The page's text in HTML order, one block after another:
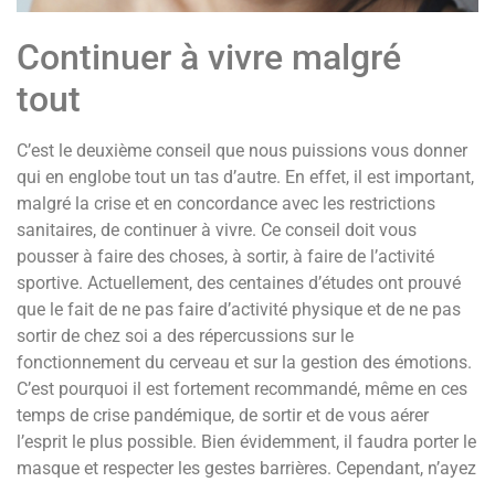
Continuer à vivre malgré
tout
C’est le deuxième conseil que nous puissions vous donner
qui en englobe tout un tas d’autre. En effet, il est important,
malgré la crise et en concordance avec les restrictions
sanitaires, de continuer à vivre. Ce conseil doit vous
pousser à faire des choses, à sortir, à faire de l’activité
sportive. Actuellement, des centaines d’études ont prouvé
que le fait de ne pas faire d’activité physique et de ne pas
sortir de chez soi a des répercussions sur le
fonctionnement du cerveau et sur la gestion des émotions.
C’est pourquoi il est fortement recommandé, même en ces
temps de crise pandémique, de sortir et de vous aérer
l’esprit le plus possible. Bien évidemment, il faudra porter le
masque et respecter les gestes barrières. Cependant, n’ayez